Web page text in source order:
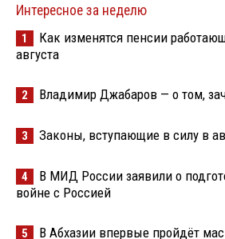
Интересное за неделю
1
Как изменятся пенсии
августа
2 Владимир Джабаров — о том,
3 Законы, вступающие в силу в
4
В МИД России заявили о
войне с Россией
5
В Абхазии впервые пройдёт